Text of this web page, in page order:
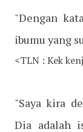
"Dengan
ibumu yang
<TLN : Kek
"Saya kira
Dia adalah